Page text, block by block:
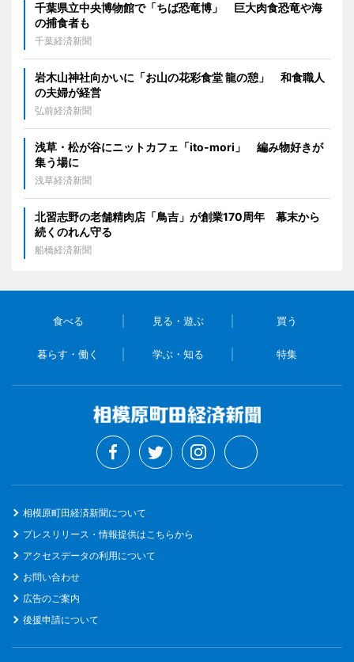
千葉県立中央博物館で「ちば恐竜博」 巨大肉食恐竜や海
の捕食者も
千葉経済新聞
岩木山神社向かいに「お山の花彩食堂 龍の憩」 和食職人
の夫婦が経営
弘前経済新聞
浅草・松が谷にニットカフェ「ito-mori」 編み物好きが
集う場に
浅草経済新聞
北習志野の老舗精肉店「鳥吉」が創業170周年 幕末から
続くのれん守る
船橋経済新聞
食べる 見る・遊ぶ 買う
暮らす・働く 学ぶ・知る 特集
相模原町田経済新聞について
プレスリリース・情報提供はこちらから
アクセスデータの利用について
お問い合わせ
広告のご案内
後援申請について